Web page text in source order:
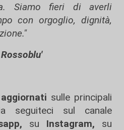
Siamo fieri di averli
con orgoglio, dignità,
sulle principali
seguiteci sul canale
su Instagram, su